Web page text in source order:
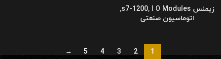
زیمنس s7-1200 , I O Modules
,
اتوماسیون صنعتی
1
2
3
4
5
→